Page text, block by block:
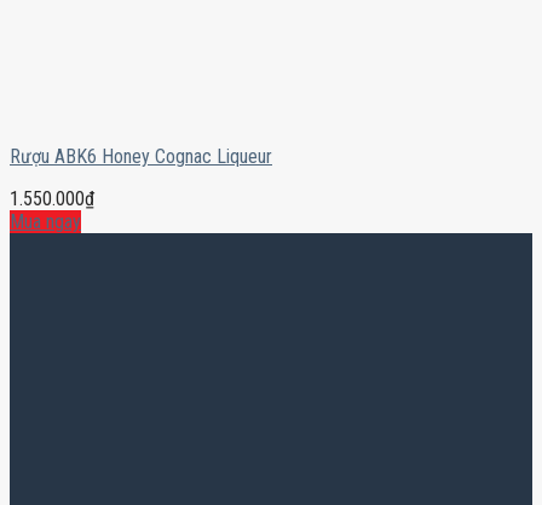
Rượu ABK6 Honey Cognac Liqueur
1.550.000₫
Mua ngay